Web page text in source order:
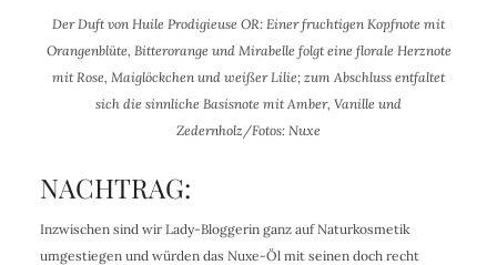
Der Duft von Huile Prodigieuse OR: Einer fruchtigen Kopfnote mit
Orangenblüte, Bitterorange und Mirabelle folgt eine florale Herznote
mit Rose, Maiglöckchen und weißer Lilie; zum Abschluss entfaltet
sich die sinnliche Basisnote mit Amber, Vanille und
Zedernholz/Fotos: Nuxe
NACHTRAG:
Inzwischen sind wir Lady-Bloggerin ganz auf Naturkosmetik
umgestiegen und würden das Nuxe-Öl mit seinen doch recht